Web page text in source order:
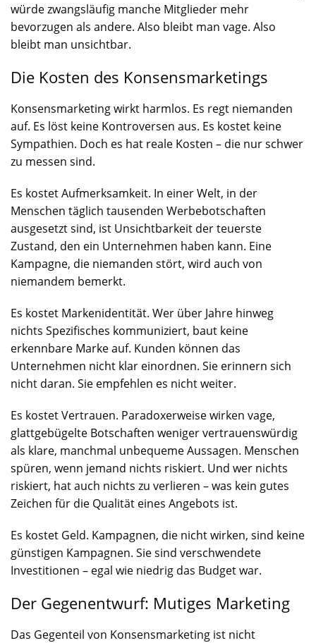
würde zwangsläufig manche Mitglieder mehr
bevorzugen als andere. Also bleibt man vage. Also
bleibt man unsichtbar.
Die Kosten des Konsensmarketings
Konsensmarketing wirkt harmlos. Es regt niemanden
auf. Es löst keine Kontroversen aus. Es kostet keine
Sympathien. Doch es hat reale Kosten – die nur schwer
zu messen sind.
Es kostet Aufmerksamkeit. In einer Welt, in der
Menschen täglich tausenden Werbebotschaften
ausgesetzt sind, ist Unsichtbarkeit der teuerste
Zustand, den ein Unternehmen haben kann. Eine
Kampagne, die niemanden stört, wird auch von
niemandem bemerkt.
Es kostet Markenidentität. Wer über Jahre hinweg
nichts Spezifisches kommuniziert, baut keine
erkennbare Marke auf. Kunden können das
Unternehmen nicht klar einordnen. Sie erinnern sich
nicht daran. Sie empfehlen es nicht weiter.
Es kostet Vertrauen. Paradoxerweise wirken vage,
glattgebügelte Botschaften weniger vertrauenswürdig
als klare, manchmal unbequeme Aussagen. Menschen
spüren, wenn jemand nichts riskiert. Und wer nichts
riskiert, hat auch nichts zu verlieren – was kein gutes
Zeichen für die Qualität eines Angebots ist.
Es kostet Geld. Kampagnen, die nicht wirken, sind keine
günstigen Kampagnen. Sie sind verschwendete
Investitionen – egal wie niedrig das Budget war.
Der Gegenentwurf: Mutiges Marketing
Das Gegenteil von Konsensmarketing ist nicht